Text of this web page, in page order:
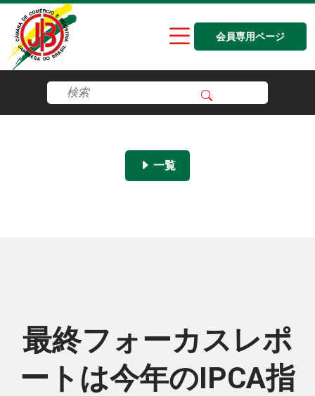
会員専用ページ
一覧
最終フォーカスレポ
ートは今年のIPCA指